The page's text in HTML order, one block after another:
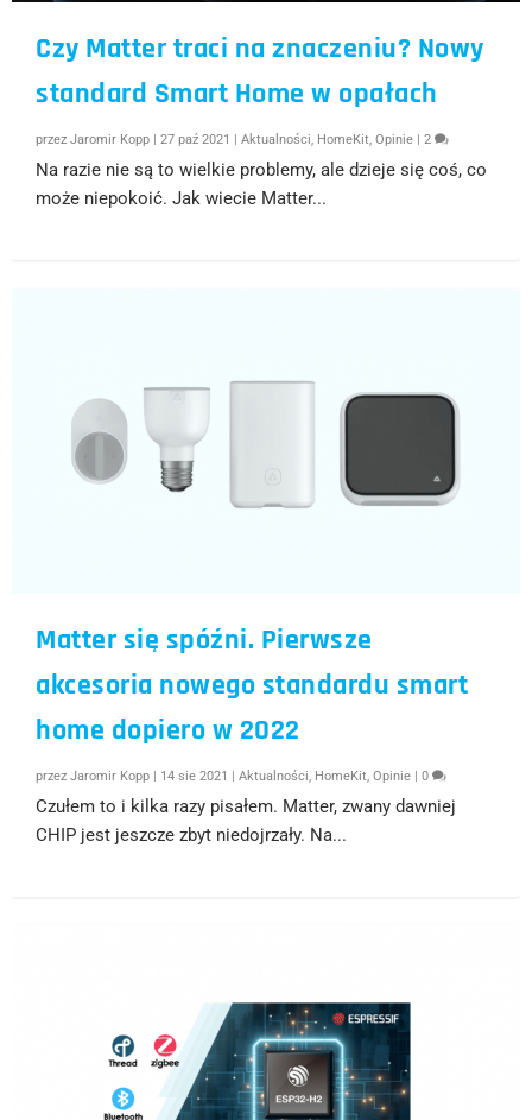
Czy Matter traci na znaczeniu? Nowy
standard Smart Home w opałach
przezJaromir Kopp |27 paź 2021 |Aktualności, HomeKit,Opinie |2
Na razie nie są to wielkie problemy, ale dzieje się coś, co
może niepokoić. Jak wiecie Matter...
Matter się spóźni. Pierwsze
akcesoria nowego standardu smart
home dopiero w 2022
przezJaromir Kopp | 14 sie 2021 |Aktualności HomeKit ,Opinie |0
Czułem to i kilka razy pisałem. Matter, zwany dawniej
CHIP jest jeszcze zbyt niedojrzały. Na...